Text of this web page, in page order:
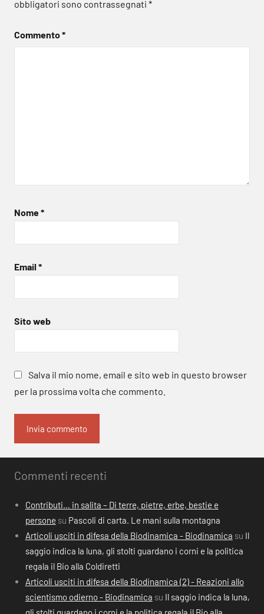
obbligatori sono contrassegnati *
Commento*
Nome*
Email *
Sito web
Salva il mio nome, email e sito web in questo browser
per la prossima volta che commento.
Commenti recenti
Contributi… in salita – Di terre, pietre, erbe, bestie e
persone su Pascoli di carta. Le mani sulla montagna
Articoli usciti in difesa della Biodinamica - Biodinamica su Il
saggio indica la luna, gli stolti guardano i corni e la politica
regala il Bio alla Coldiretti
Articoli usciti in difesa della Biodinamica (2) - Reazioni allo
scientismo odierno - Biodinamica su Il saggio indica la luna,